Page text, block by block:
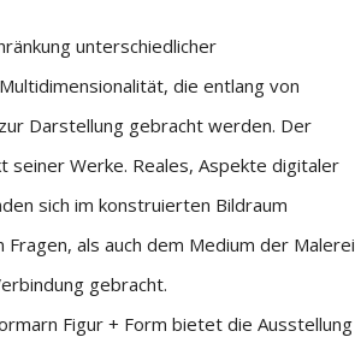
unterschiedlicher
die entlang von
Darstellung gebracht werden. Der
seiner Werke. Reales, Aspekte digitaler
sich im konstruierten Bildraum
als auch dem Medium der Malerei
gebracht.
Figur + Form bietet die Ausstellung